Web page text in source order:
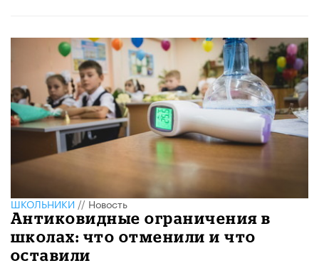
ШКОЛЬНИКИ//Новость
Антиковидные ограничения в
школах: что отменили и что
оставили